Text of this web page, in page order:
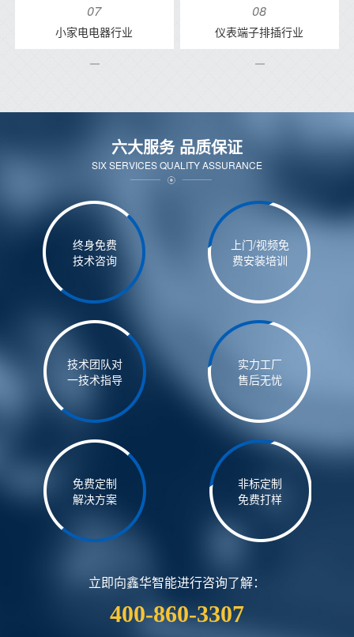
07
小家电电器行业
08
仪表端子排插行业
六大服务 品质保证
SIX SERVICES QUALITY ASSURANCE
终身免费
技术咨询
上门/视频免
费安装培训
技术团队对
一技术指导
实力工厂
售后无忧
免费定制
解决方案
非标定制
免费打样
立即向鑫华智能进行咨询了解：
400-860-3307